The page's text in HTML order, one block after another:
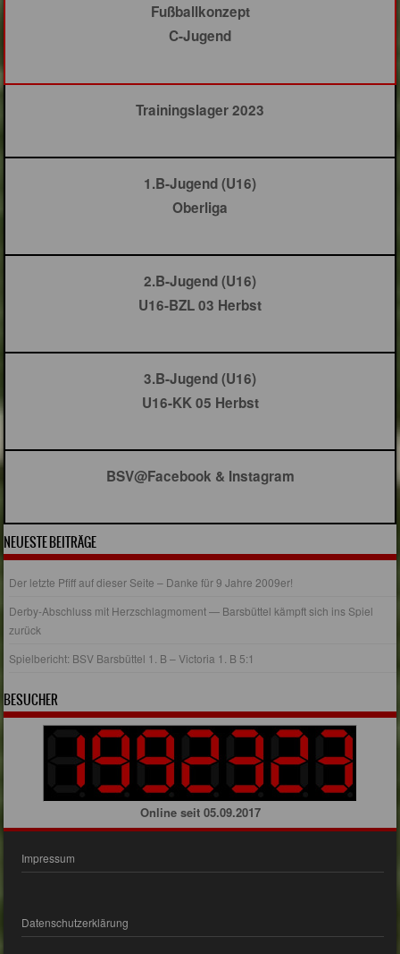
Fußballkonzept
C-Jugend
Trainingslager 2023
1.B-Jugend (U16)
Oberliga
2.B-Jugend (U16)
U16-BZL 03 Herbst
3.B-Jugend (U16)
U16-KK 05 Herbst
BSV@Facebook & Instagram
NEUESTE BEITRÄGE
Der letzte Pfiff auf dieser Seite – Danke für 9 Jahre 2009er!
Derby-Abschluss mit Herzschlagmoment — Barsbüttel kämpft sich ins Spiel
zurück
Spielbericht: BSV Barsbüttel 1. B – Victoria 1. B 5:1
BESUCHER
Online seit 05.09.2017
Impressum
Datenschutzerklärung